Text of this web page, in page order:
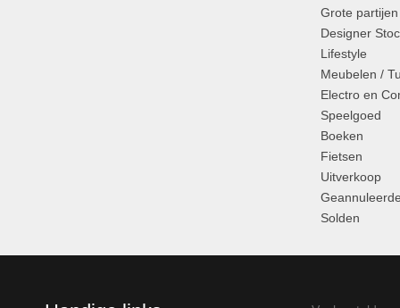
Grote partijen
Designer
Lifestyle
Meubelen /
Electro en
Speelgoed
Boeken
Fietsen
Uitverkoop
Solden